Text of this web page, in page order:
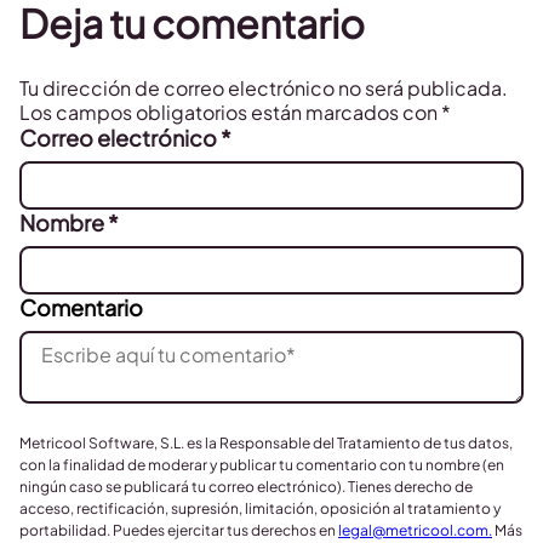
Deja tu comentario
Tu dirección de correo electrónico no será publicada.
Los campos obligatorios están marcados con*
Correo electrónico*
Nombre*
Comentario
Metricool Software, S.L. es la Responsable del Tratamiento de tus datos,
con la finalidad de moderar y publicar tu comentario con tu nombre (en
ningún caso se publicará tu correo electrónico). Tienes derecho de
acceso, rectificación, supresión, limitación, oposición al tratamiento y
portabilidad. Puedes ejercitar tus derechos en legal@metricool.com. Más